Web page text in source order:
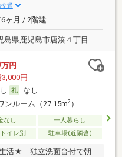
通
ヶ月 / 2階建
島県鹿児島市唐湊４丁目
万円
円
なし
ンルーム（27.15m2）
なし
一人暮らし
イレ別 駐車場(近隣含)
生活★ 独立洗面台付で朝